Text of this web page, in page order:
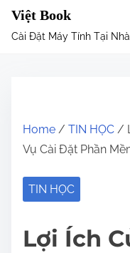
Việt Book
Cài Đặt Máy Tính Tại
Home / TIN HỌC /
Vụ Cài Đặt Phần
TIN HỌC
Lợi Ích